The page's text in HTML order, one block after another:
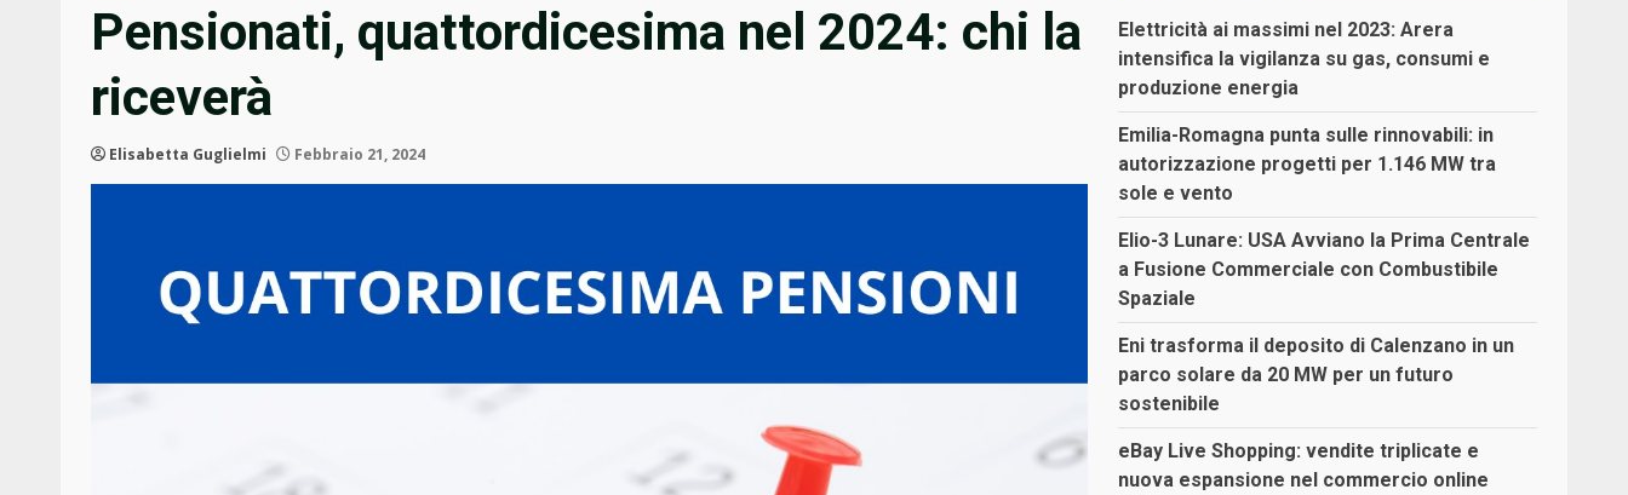
Pensionati, quattordicesima nel 2024: chi la
riceverà
Elisabetta Guglielmi Febbraio 21, 2024
Elettricità ai massimi nel 2023: Arera
intensifica la vigilanza su gas, consumi e
produzione energia
Emilia-Romagna punta sulle rinnovabili: in
autorizzazione progetti per 1.146 MW tra
sole e vento
Elio-3 Lunare: USA Avviano la Prima Centrale
a Fusione Commerciale con Combustibile
Spaziale
Eni trasforma il deposito di Calenzano in un
parco solare da 20 MW per un futuro
sostenibile
eBay Live Shopping: vendite triplicate e
nuova espansione nel commercio online